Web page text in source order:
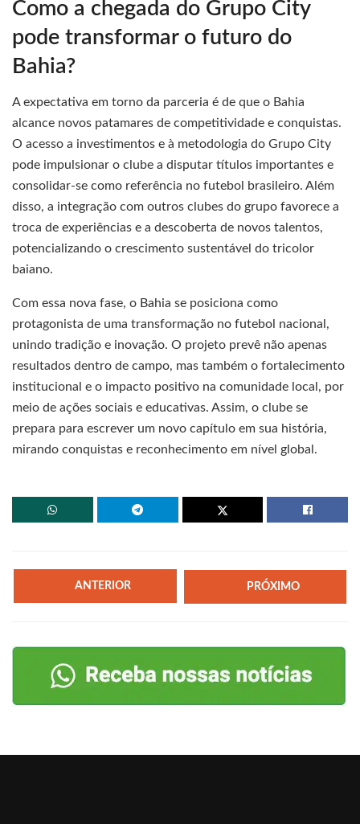
Como a chegada do Grupo City
pode transformar o futuro do
Bahia?
A expectativa em torno da parceria é de que o Bahia
alcance novos patamares de competitividade e conquistas.
O acesso a investimentos e à metodologia do Grupo City
pode impulsionar o clube a disputar títulos importantes e
consolidar-se como referência no futebol brasileiro. Além
disso, a integração com outros clubes do grupo favorece a
troca de experiências e a descoberta de novos talentos,
potencializando o crescimento sustentável do tricolor
baiano.
Com essa nova fase, o Bahia se posiciona como
protagonista de uma transformação no futebol nacional,
unindo tradição e inovação. O projeto prevê não apenas
resultados dentro de campo, mas também o fortalecimento
institucional e o impacto positivo na comunidade local, por
meio de ações sociais e educativas. Assim, o clube se
prepara para escrever um novo capítulo em sua história,
mirando conquistas e reconhecimento em nível global.
ANTERIOR PRÓXIMO